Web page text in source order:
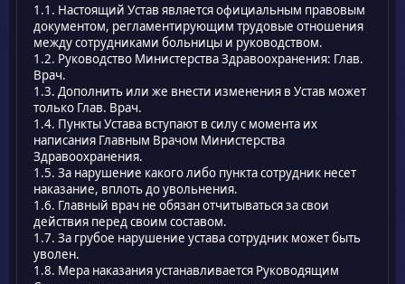
1.1. Настоящий Устав является официальным правовым
документом, регламентирующим трудовые отношения
между сотрудниками больницы и руководством.
1.2. Руководство Министерства Здравоохранения: Глав.
Врач.
1.3. Дополнить или же внести изменения в Устав может
только Глав. Врач.
1.4. Пункты Устава вступают в силу с момента их
написания Главным Врачом Министерства
Здравоохранения.
1.5. За нарушение какого либо пункта сотрудник несет
наказание, вплоть до увольнения.
1.6. Главный врач не обязан отчитываться за свои
действия перед своим составом.
1.7. За грубое нарушение устава сотрудник может быть
уволен.
1.8. Мера наказания устанавливается Руководящим